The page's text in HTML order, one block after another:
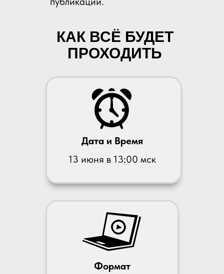
КАК ВСЁ БУДЕТ
ПРОХОДИТЬ
Дата и Время
13 июня в 13:00 мск
Формат